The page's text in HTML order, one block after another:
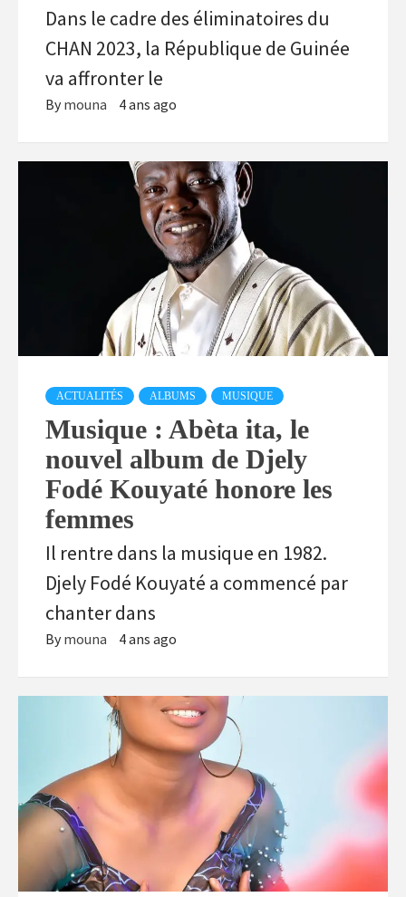
Dans le cadre des éliminatoires du
CHAN 2023, la République de Guinée
va affronter le
By mouna 4 ans ago
ACTUALITÉS ALBUMS MUSIQUE
Musique : Abèta ita, le
nouvel album de Djely
Fodé Kouyaté honore les
femmes
Il rentre dans la musique en 1982.
Djely Fodé Kouyaté a commencé par
chanter dans
By mouna 4 ans ago